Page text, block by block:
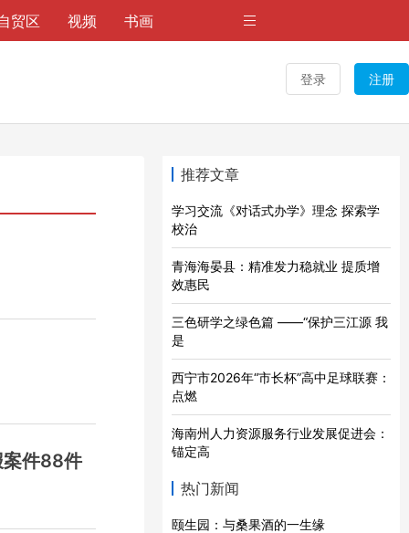
贸区 视频 书画
登录 注册
推荐文章
学习交流《对话式办学》理念 探索学
校治
青海海晏县：精准发力稳就业 提质增
效惠民
三色研学之绿色篇 ——“保护三江源 我
是
西宁市2026年“市长杯”高中足球联赛：
点燃
海南州人力资源服务行业发展促进会：
锚定高
热门新闻
颐生园：与桑果酒的一生缘
案件88件